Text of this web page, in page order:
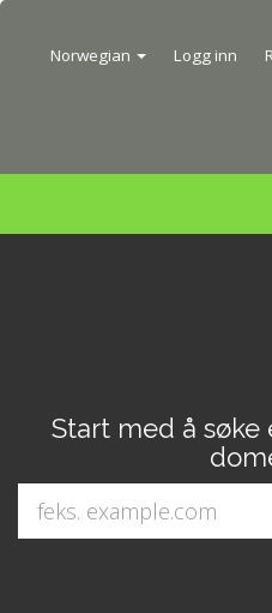
Norwegian Logg inn
Start med å